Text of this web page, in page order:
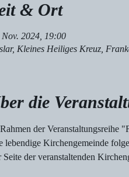
& Ort
Nov. 2024, 19:00
Kleines Heiliges Kreuz,
die
der Veranstaltungsreihe
lebendige Kirchengemeinde
Seite der veranstaltenden